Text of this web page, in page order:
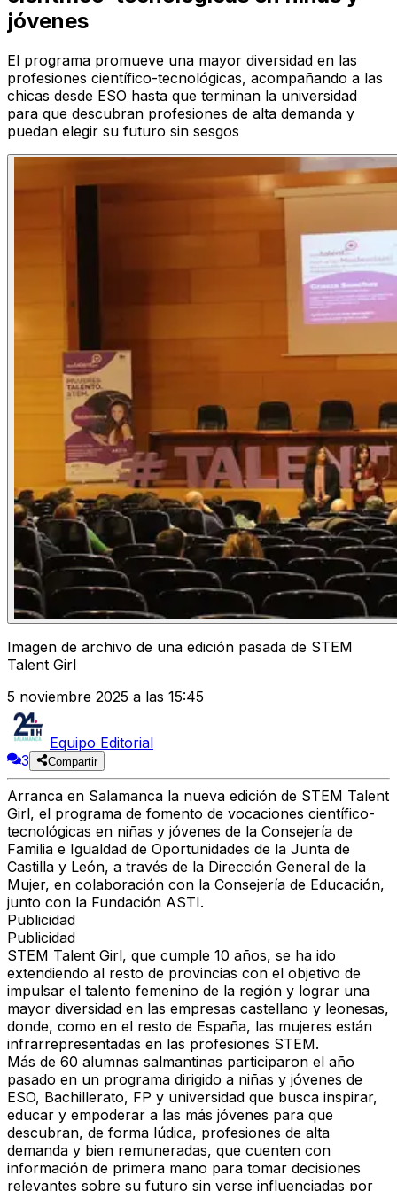
jóvenes
El programa promueve una mayor diversidad en las
profesiones científico-tecnológicas, acompañando a las
chicas desde ESO hasta que terminan la universidad
para que descubran profesiones de alta demanda y
puedan elegir su futuro sin sesgos
Imagen de archivo de una edición pasada de STEM
Talent Girl
5 noviembre 2025 a las 15:45
Equipo Editorial
3
Compartir
Arranca en Salamanca la nueva edición de STEM Talent
Girl, el programa de fomento de vocaciones científico-
tecnológicas en niñas y jóvenes de la Consejería de
Familia e Igualdad de Oportunidades de la Junta de
Castilla y León, a través de la Dirección General de la
Mujer, en colaboración con la Consejería de Educación,
junto con la Fundación ASTI.
Publicidad
Publicidad
STEM Talent Girl, que cumple 10 años, se ha ido
extendiendo al resto de provincias con el objetivo de
impulsar el talento femenino de la región y lograr una
mayor diversidad en las empresas castellano y leonesas,
donde, como en el resto de España, las mujeres están
infrarrepresentadas en las profesiones STEM.
Más de 60 alumnas salmantinas participaron el año
pasado en un programa dirigido a niñas y jóvenes de
ESO, Bachillerato, FP y universidad que busca inspirar,
educar y empoderar a las más jóvenes para que
descubran, de forma lúdica, profesiones de alta
demanda y bien remuneradas, que cuenten con
información de primera mano para tomar decisiones
relevantes sobre su futuro sin verse influenciadas por